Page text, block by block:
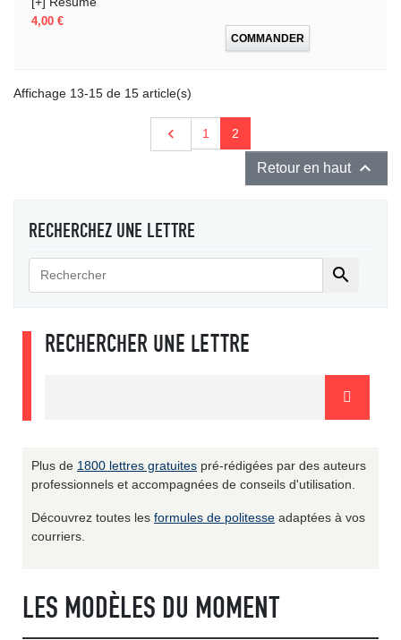
Prix
4,00 €
COMMANDER
Affichage 13-15 de 15 article(s)
Précédent
 1 2
Retour en haut 
RECHERCHEZ UNE LETTRE

RECHERCHER UNE LETTRE
Plus de 1800 lettres gratuites pré-rédigées par des auteurs
professionnels et accompagnées de conseils d'utilisation.
Découvrez toutes les formules de politesse adaptées à vos
courriers.
LES MODÈLES DU MOMENT